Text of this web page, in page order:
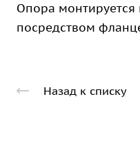
Опора
посредством
Назад к списку